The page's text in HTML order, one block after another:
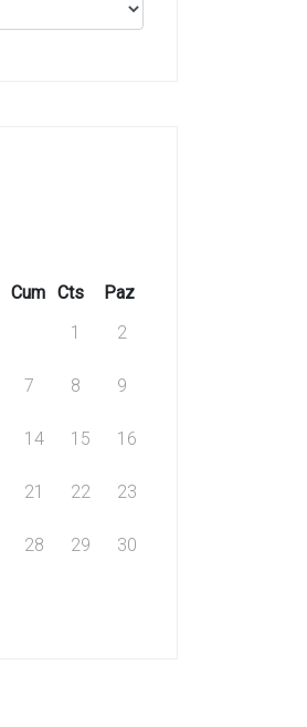
Cum Cts
Paz
1
2
7 8 9
14 15 16
21 22 23
28 29 30